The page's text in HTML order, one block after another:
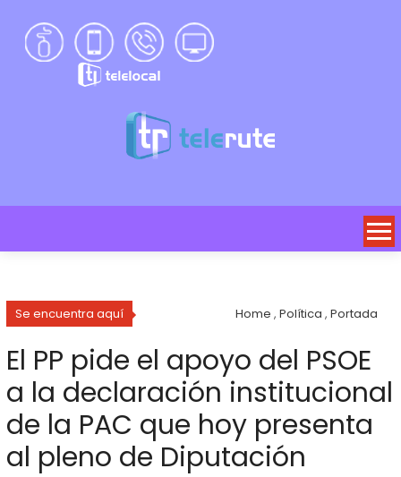
Se encuentra aquí Home ,Política ,Portada
El PP pide el apoyo del PSOE
a la declaración institucional
de la PAC que hoy presenta
al pleno de Diputación